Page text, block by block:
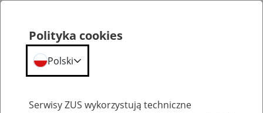
Polityka cookies
Polski
Serwisy ZUS wykorzystują techniczne